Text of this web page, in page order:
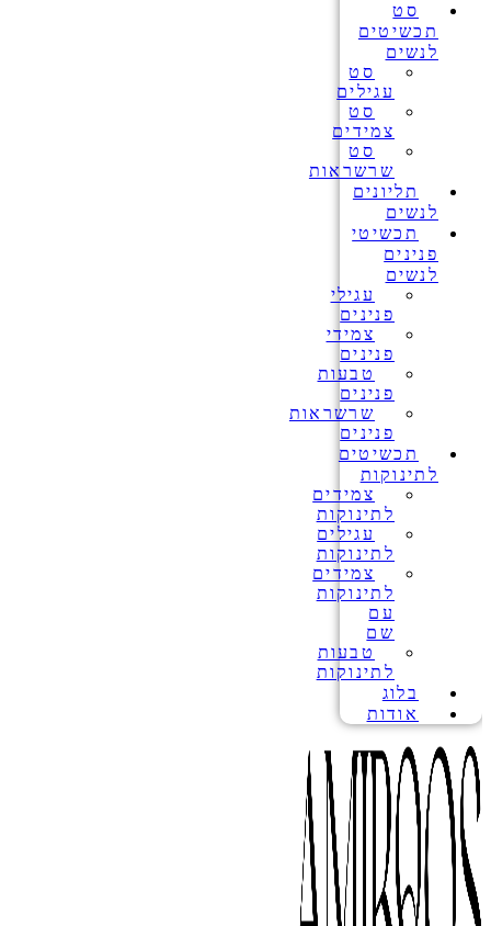
סט
תכשיטים
לנשים
סט
עגילים
סט
צמידים
סט
שרשראות
תליונים
לנשים
תכשיטי
פנינים
לנשים
עגילי
פנינים
צמידי
פנינים
טבעות
פנינים
שרשראות
פנינים
תכשיטים
לתינוקות
צמידים
לתינוקות
עגילים
לתינוקות
צמידים
לתינוקות
עם
שם
טבעות
לתינוקות
בלוג
אודות